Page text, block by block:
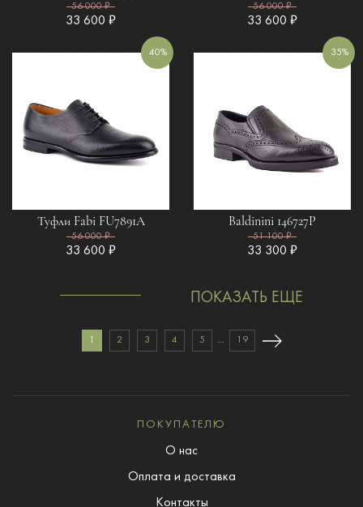
56 000 ₽
33 600 ₽
56 000 ₽
33 600 ₽
40%
Туфли Fabi FU7891A
56 000 ₽
33 600 ₽
35%
Baldinini 146727P
51 100 ₽
33 300 ₽
ПОКАЗАТЬ ЕЩЕ
1 2 3 4 5 ... 19
ПОКУПАТЕЛЮ
О нас
Оплата и доставка
Контакты